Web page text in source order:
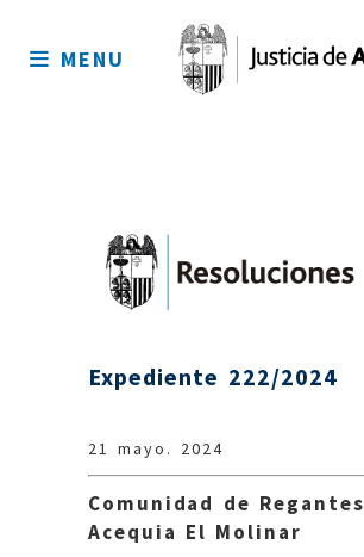
sitio
MENU
Expediente 222/2024
21 mayo. 2024
Comunidad de Regantes
Acequia El Molinar